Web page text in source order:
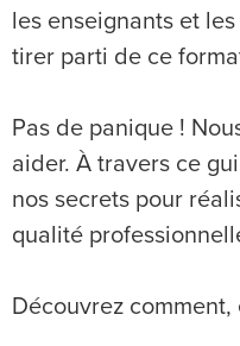
les enseignants et
tirer parti de ce
Pas de panique !
aider. À travers ce
nos secrets pour
qualité
Découvrez comment,